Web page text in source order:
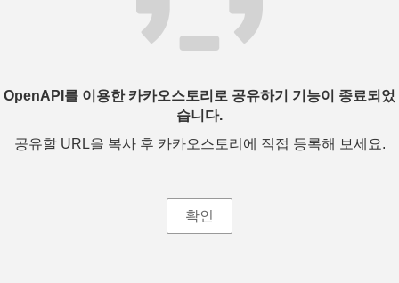
OpenAPI를 이용한 카카오스토리로 공유하기 기능이 종료되었
습니다.
공유할 URL을 복사 후 카카오스토리에 직접 등록해 보세요.
확인